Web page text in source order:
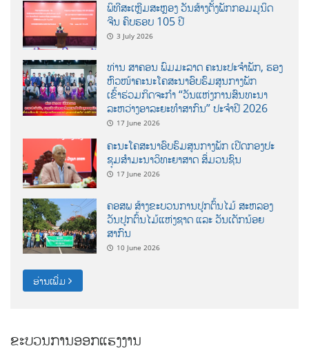
ພິທີສະເຫຼີມສະຫຼອງ ວັນສ້າງຕັ້ງພັກກອມມູນິດ
ຈີນ ຄົບຮອບ 105 ປີ
3 July 2026
ທ່ານ ສາຄອນ ພົມມະລາດ ຄະນະປະຈໍາພັກ, ຮອງ
ຫົວໜ້າຄະນະໂຄສະນາອົບຮົມສູນກາງພັກ
ເຂົ້າຮ່ວມກິດຈະກຳ “ວັນແຫ່ງການສົນທະນາ
ລະຫວ່າງອາລະຍະທຳສາກົນ” ປະຈຳປີ 2026
17 June 2026
ຄະນະໂຄສະນາອົບຮົມສູນກາງພັກ ເປີດກອງປະ
ຊຸມສຳມະນາວິທະຍາສາດ ສຶ່ມວນຊົນ
17 June 2026
ຄອສພ ສ້າງຂະບວນການປູກຕົ້ນໄມ້ ສະຫລອງ
ວັນປູກຕົ້ນໄມ້ແຫ່ງຊາດ ແລະ ວັນເດັກນ້ອຍ
ສາກົນ
10 June 2026
ອ່ານເພີ່ມ
ຂະບວນການອອກແຮງງານ